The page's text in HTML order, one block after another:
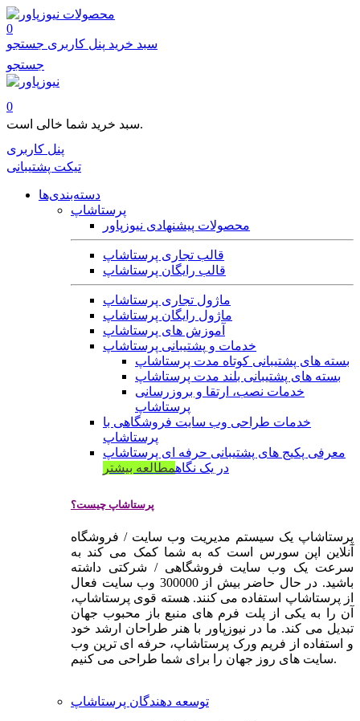
محصولات
0
سبد خرید پنل کاربری جستجو
جستجو
0
سبد خرید شما خالی است.
پنل کاربری
تیکت پشتیبانی
دسته‌بندی‌ها
پرستاشاپ
محصولات پیشنهادی نیوزپاور
قالب تجاری پرستاشاپ
قالب رایگان پرستاشاپ
ماژول تجاری پرستاشاپ
ماژول رایگان پرستاشاپ
آموزش های پرستاشاپ
خدمات و پشتیبانی پرستاشاپ
بسته های پشتیبانی کوتاه مدت پرستاشاپ
بسته های پشتیبانی بلند مدت پرستاشاپ
خدمات نصب، ارتقا و بروزرسانی
پرستاشاپ
خدمات طراحی وب سایت فروشگاهی با
پرستاشاپ
معرفی پکیج های پشتیبانی حرفه ای پرستاشاپ
در یک نگاهمطالعه بیشتر
پرستاشاپ چیست؟
پرستاشاپ یک سیستم مدیریت وب سایت / فروشگاه
آنلاین اپن سورس است که به شما کمک می کند به
سرعت یک وب سایت فروشگاهی / شرکتی داشته
باشید. در حال حاضر بیش از 300000 وب سایت فعال
از پرستاشاپ استفاده می کنند. هسته قوی پرستاشاپ،
آن را به یکی از پلت فرم های منبع باز محبوب جهان
تبدیل می کند. ما در نیوزپاور با هنر طراحان ارشد خود
و استفاده از فریم ورک پرستاشاپ، حرفه ای ترین وب
سایت های روز جهان را برای شما طراحی می کنیم.
توسعه دهندگان پرستاشاپ